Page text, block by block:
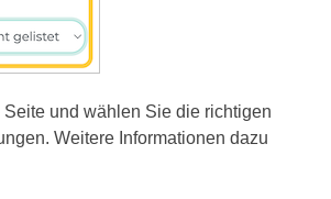
und wählen Sie die richtigen
Weitere Informationen dazu